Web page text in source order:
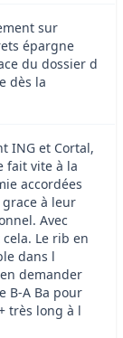
sur
épargne
du dossier d
dès la
ING et Cortal,
fait vite à la
accordées
à leur
Avec
Le rib en
dans l
demander
B-A Ba pour
très long à l